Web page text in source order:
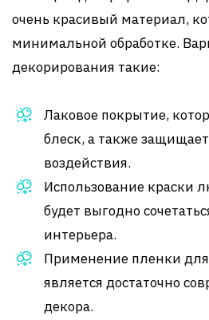
очень красивый материал,
минимальной обработке.
декорирования такие:
Лаковое покрытие,
блеск, а также
воздействия.
Использование краски
будет выгодно
интерьера.
Применение пленки
является достаточно
декора.